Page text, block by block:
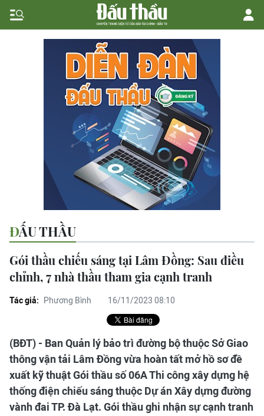
ĐẤU THẦU
Gói thầu chiếu sáng tại Lâm Đồng: Sau điều
chỉnh, 7 nhà thầu tham gia cạnh tranh
Tác giả: Phương Bình 16/11/2023 08:10
(BĐT) - Ban Quản lý bảo trì đường bộ thuộc Sở Giao
thông vận tải Lâm Đồng vừa hoàn tất mở hồ sơ đề
xuất kỹ thuật Gói thầu số 06A Thi công xây dựng hệ
thống điện chiếu sáng thuộc Dự án Xây dựng đường
vành đai TP. Đà Lạt. Gói thầu ghi nhận sự cạnh tranh